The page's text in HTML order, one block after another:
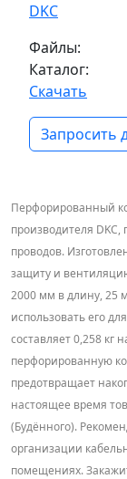
DKC
Файлы:
Каталог:
Скачать
Запросить
Перфорированный
производителя
проводов.
защиту и
2000 мм в длину, 25
использовать его
составляет 0,258 кг
перфорированную
предотвращает
настоящее время
(Будённого).
организации
помещениях.